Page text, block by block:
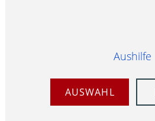
Aushilfe
AUSWAHL